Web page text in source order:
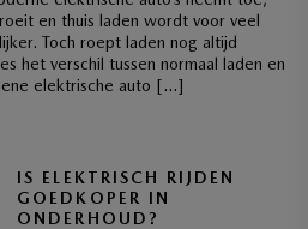
en thuis laden wordt voor veel
Toch roept laden nog altijd
het verschil tussen normaal laden en
ene elektrische auto […]
IS ELEKTRISCH RIJDEN
GOEDKOPER IN
ONDERHOUD?